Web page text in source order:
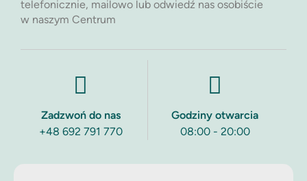
telefonicznie, mailowo lub odwiedź nas osobiście
w naszym Centrum
Zadzwoń do nas
+48 692 791 770
Godziny otwarcia
08:00 - 20:00